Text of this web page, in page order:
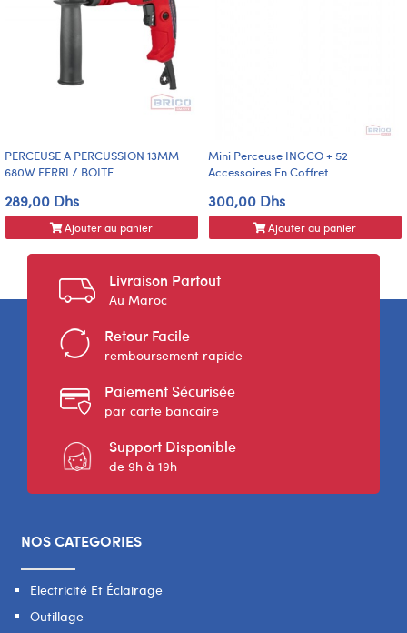
PERCEUSE A PERCUSSION 13MM
680W FERRI / BOITE
289,00 Dhs
Ajouter au panier
Mini Perceuse INGCO + 52
Accessoires En Coffret...
300,00 Dhs
Ajouter au panier
Livraison Partout
Au Maroc
Retour Facile
remboursement rapide
Paiement Sécurisée
par carte bancaire
Support Disponible
de 9h à 19h
NOS CATEGORIES
Electricité Et Éclairage
Outillage